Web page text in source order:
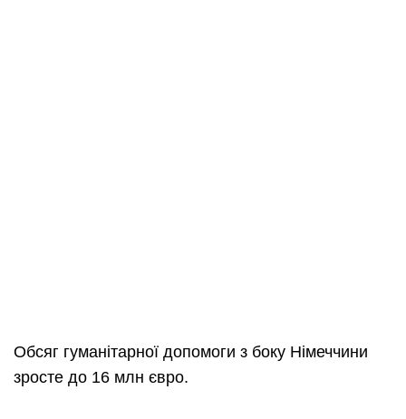
Обсяг гуманітарної допомоги з боку Німеччини
зросте до 16 млн євро.